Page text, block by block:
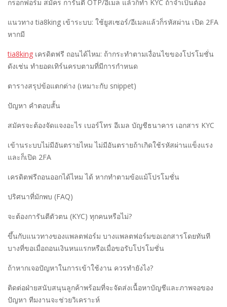
กรอกฟอร์ม สมัคร การันตี OTP/อีเมล แล้วก็ทำ KYC ถ้าจำเป็นต้อง
แนวทาง tia8king เข้าระบบ: ใช้ยูสเซอร์/อีเมลแล้วก็รหัสผ่าน เปิด 2FA
หากมี
tia8king เครดิตฟรี ถอนได้ไหม: ถ้ากระทำตามเงื่อนไขของโปรโมชั่น
ดังเช่น ทำยอดเทิร์นครบตามที่มีการกำหนด
ตารางสรุปข้อแตกต่าง (เหมาะกับ snippet)
ปัญหา คำตอบสั้น
สมัครจะต้องจัดแจงอะไร เบอร์โทร อีเมล บัญชีธนาคาร เอกสาร KYC
เข้านระบบไม่มีอันตรายไหม ไม่มีอันตรายถ้าเกิดใช้รหัสผ่านแข็งแรง
และก็เปิด 2FA
เครดิตฟรีถอนออกได้ไหม ได้ หากทำตามข้อแม้โปรโมชั่น
ปริศนาที่มักพบ (FAQ)
จะต้องการันตีตัวตน (KYC) ทุกคนหรือไม่?
ขึ้นกับแนวทางของแพลตฟอร์ม บางแพลตฟอร์มขอเอกสารโดยทันที
บางที่ขอเมื่อถอนเงินหนแรกหรือเมื่อขอรับโปรโมชั่น
ถ้าหากเจอปัญหาในการเข้าใช้งาน ควรทำยังไง?
ติดต่อฝ่ายสนับสนุนลูกค้าพร้อมที่จะจัดส่งเนื้อหาบัญชีและภาพจอของ
ปัญหา ทีมงานจะช่วยวิเคราะห์